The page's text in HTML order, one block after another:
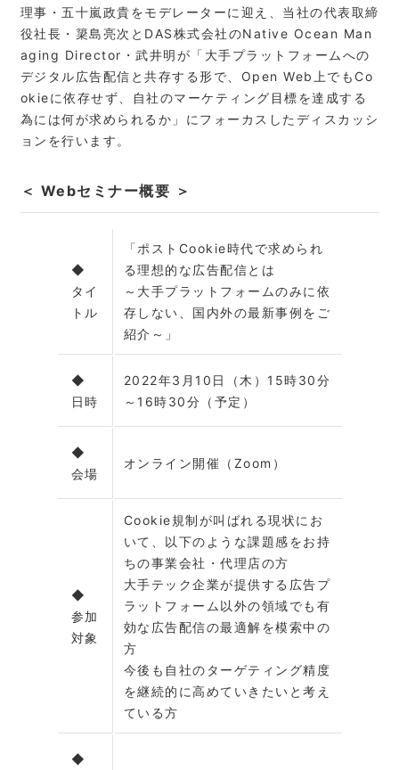
理事・五十嵐政貴をモデレーターに迎え、当社の代表取締
役社長・簗島亮次とDAS株式会社のNative Ocean Man
aging Director・武井明が「大手プラットフォームへの
デジタル広告配信と共存する形で、Open Web上でもCo
okieに依存せず、自社のマーケティング目標を達成する
為には何が求められるか」にフォーカスしたディスカッシ
ョンを行います。
＜ Webセミナー概要 ＞
◆
タイ
トル
「ポストCookie時代で求められ
る理想的な広告配信とは
～大手プラットフォームのみに依
存しない、国内外の最新事例をご
紹介～」
◆
日時
2022年3月10日（木）15時30分
～16時30分（予定）
◆
会場
オンライン開催（Zoom）
◆
参加
対象
Cookie規制が叫ばれる現状にお
いて、以下のような課題感をお持
ちの事業会社・代理店の方
大手テック企業が提供する広告プ
ラットフォーム以外の領域でも有
効な広告配信の最適解を模索中の
方
今後も自社のターゲティング精度
を継続的に高めていきたいと考え
ている方
◆